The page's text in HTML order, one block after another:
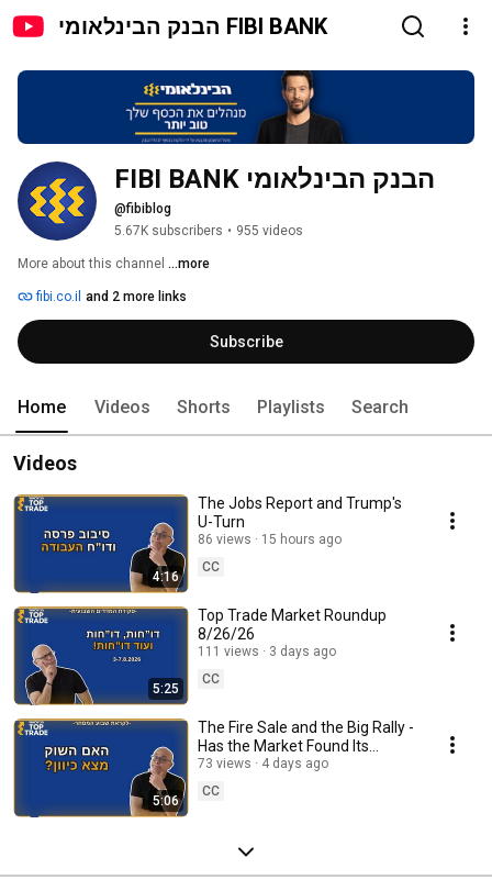
הבנק הבינלאומי FIBI BANK
הבנק הבינלאומי FIBI BANK
@fibiblog
5.67K subscribers • 955 videos
More about this channel ...more
fibi.co.il and 2 more links
Subscribe
Home Videos Shorts Playlists Search
Videos
4:16
The Jobs Report and Trump's
U-Turn
86 views
15 hours ago
CC
5:25
Top Trade Market Roundup
8/26/26
111 views
3 days ago
CC
5:06
The Fire Sale and the Big Rally -
Has the Market Found Its
Direction?
73 views
4 days ago
CC